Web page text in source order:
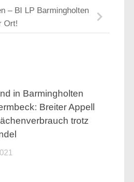
– BI LP Barmingholten
Ort!
in Barmingholten
Breiter Appell
trotz